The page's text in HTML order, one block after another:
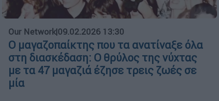
Our Network|09.02.2026 13:30
Ο μαγαζοπαίκτης που τα ανατίναξε όλα
στη διασκέδαση: Ο θρύλος της νύχτας
με τα 47 μαγαζιά έζησε τρεις ζωές σε
μία